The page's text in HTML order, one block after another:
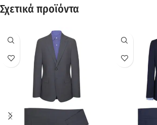
Σχετικά προϊόντα
ΠΡΟΣΦΟΡΆ